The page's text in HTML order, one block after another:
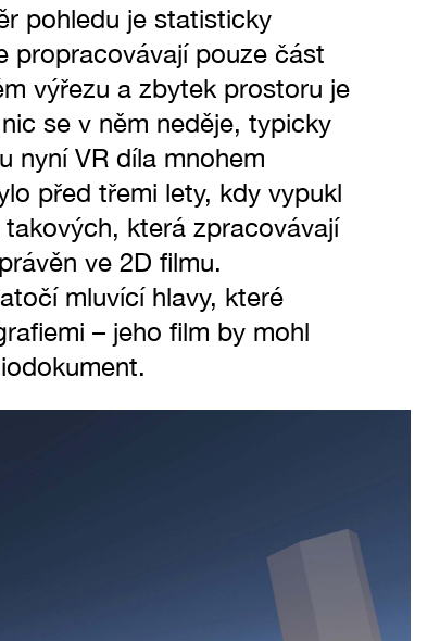
pohledu je statisticky
propracovávají pouze část
výřezu a zbytek prostoru je
se v něm neděje, typicky
nyní VR díla mnohem
před třemi lety, kdy vypukl
která zpracovávají
ve 2D filmu.
mluvící hlavy, které
– jeho film by mohl